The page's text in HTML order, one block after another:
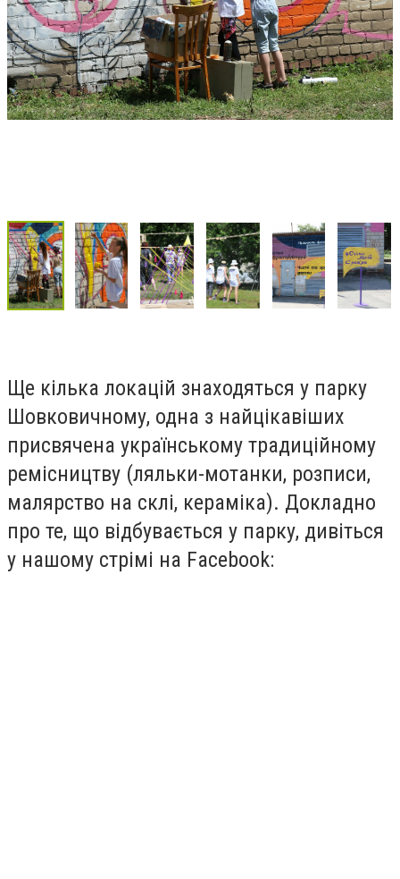
Ще кілька локацій знаходяться у парку
Шовковичному, одна з найцікавіших
присвячена українському традиційному
ремісництву (ляльки-мотанки, розписи,
малярство на склі, кераміка). Докладно
про те, що відбувається у парку, дивіться
у нашому стрімі на Facebook: